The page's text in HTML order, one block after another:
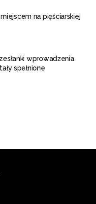
na pięściarskiej
wprowadzenia
spełnione